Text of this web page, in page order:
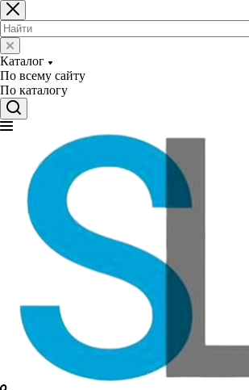
Каталог
По всему сайту
По каталогу